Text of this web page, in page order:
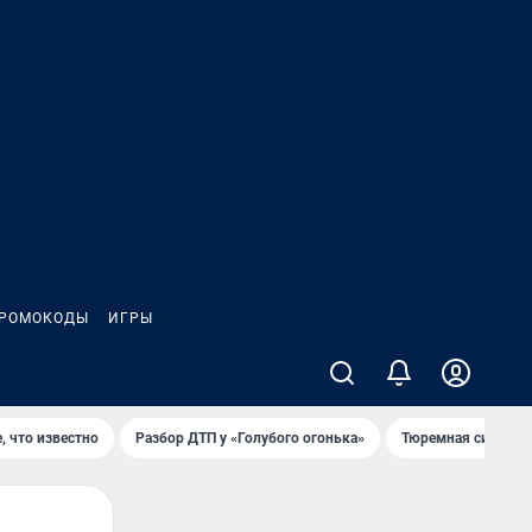
ИГРЫ
что известно Разбор ДТП у «Голубого огонька» Тюремная